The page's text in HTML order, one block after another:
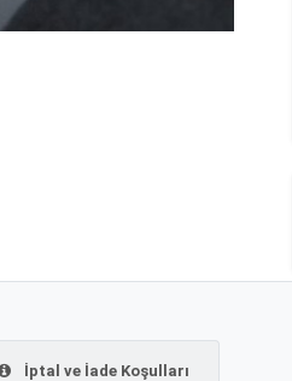
İptal ve İade Koşulları